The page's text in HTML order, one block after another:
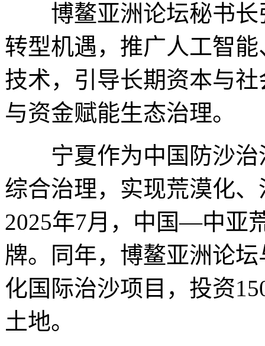
博鳌亚洲论坛秘书长
转型机遇，推广人工智
技术，引导长期资本与
与资金赋能生态治理。
宁夏作为中国防沙治
综合治理，实现荒漠化
2025年7月，中国—中亚
牌。同年，博鳌亚洲论
化国际治沙项目，投资
土地。